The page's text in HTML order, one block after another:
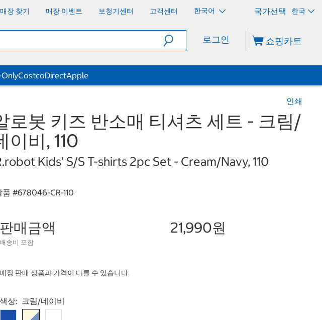
매장 찾기 매장 이벤트 보청기센터 고객센터 한국어 한국
로그인 쇼핑카트
CostcoDirectApple
인쇄
로봇 키즈 반소매 티셔츠 세트 - 크림/
이비, 110
Kids' S/S T-shirts 2pc Set - Cream/Navy, 110
품 #678046-CR-110
판매금액 21,990원
배송비 포함
매장 판매 상품과 가격이 다를 수 있습니다.
Select product
색상: 크림/네이비